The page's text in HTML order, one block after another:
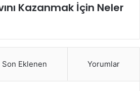
Kazanmak İçin Neler
Son Eklenen Yorumlar